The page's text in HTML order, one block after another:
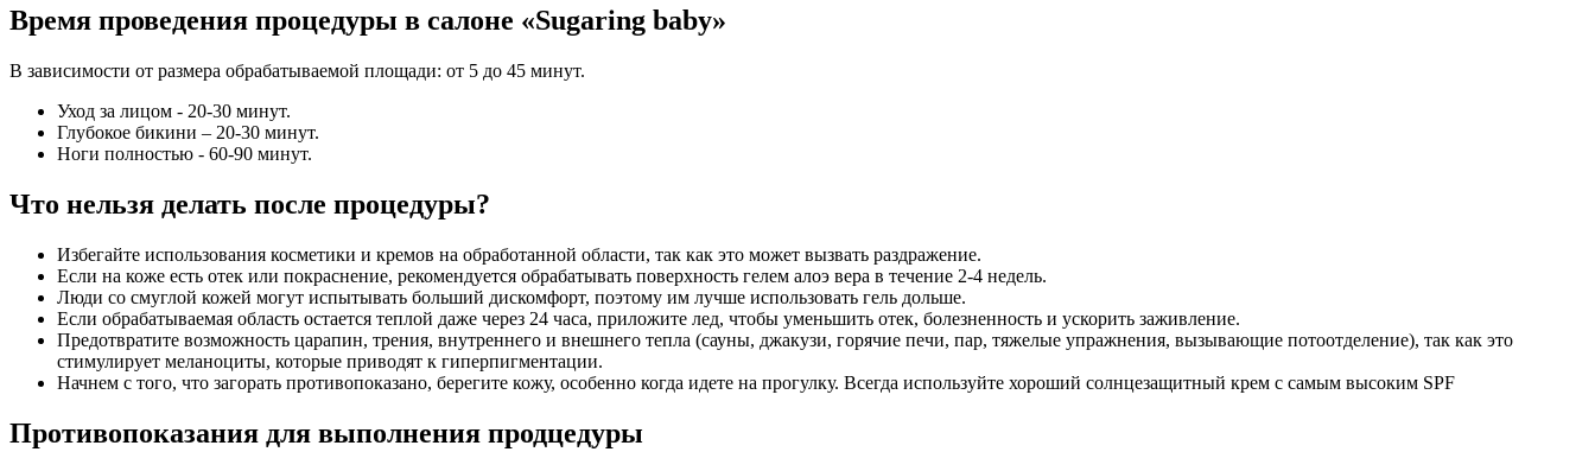
Время проведения процедуры в салоне «Sugaring baby»
В зависимости от размера обрабатываемой площади: от 5 до 45 минут.
Уход за лицом - 20-30 минут.
Глубокое бикини – 20-30 минут.
Ноги полностью - 60-90 минут.
Что нельзя делать после процедуры?
Избегайте использования косметики и кремов на обработанной области, так как это может вызвать раздражение.
Если на коже есть отек или покраснение, рекомендуется обрабатывать поверхность гелем алоэ вера в течение 2-4 недель.
Люди со смуглой кожей могут испытывать больший дискомфорт, поэтому им лучше использовать гель дольше.
Если обрабатываемая область остается теплой даже через 24 часа, приложите лед, чтобы уменьшить отек, болезненность и ускорить заживление.
Предотвратите возможность царапин, трения, внутреннего и внешнего тепла (сауны, джакузи, горячие печи, пар, тяжелые упражнения, вызывающие потоотделение), так как это
стимулирует меланоциты, которые приводят к гиперпигментации.
Начнем с того, что загорать противопоказано, берегите кожу, особенно когда идете на прогулку. Всегда используйте хороший солнцезащитный крем с самым высоким SPF
Противопоказания для выполнения продцедуры